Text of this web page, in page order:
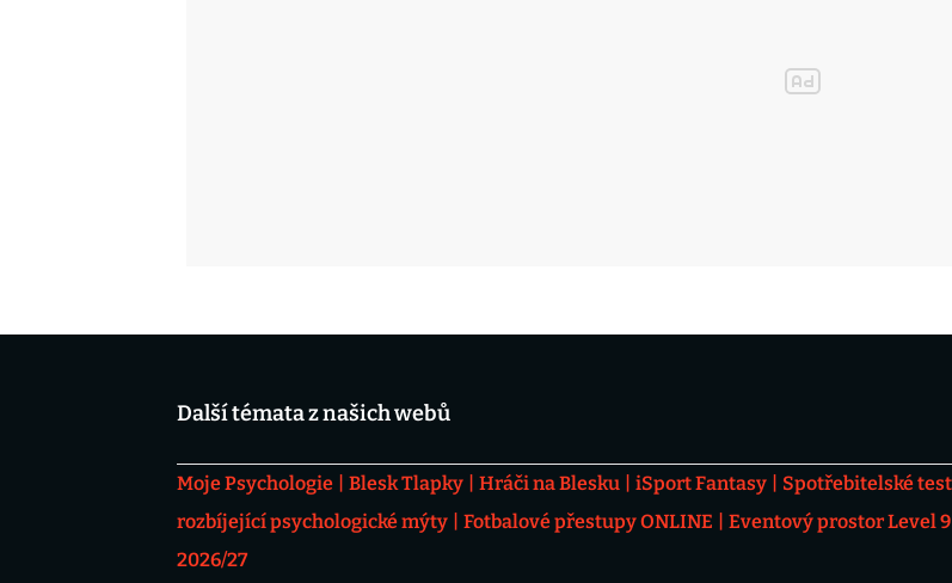
Další témata z našich webů
Moje Psychologie Blesk Tlapky Hráči na Blesku iSport Fantasy Spotřebitelské
rozbíjející psychologické mýty
Fotbalové přestupy ONLINE Eventový prostor Level 9
2026/27